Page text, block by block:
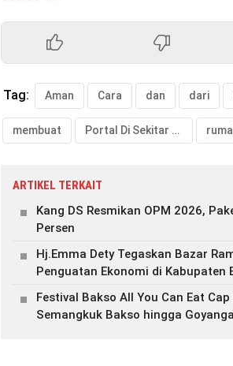
Tag: Aman Cara dan dari
membuat Portal Di Sekitar Kita
ARTIKEL TERKAIT
Kang DS Resmikan OPM 2026,
Persen
Hj.Emma Dety Tegaskan Bazar
Penguatan Ekonomi di Kabupaten
Festival Bakso All You Can Eat
Semangkuk Bakso hingga